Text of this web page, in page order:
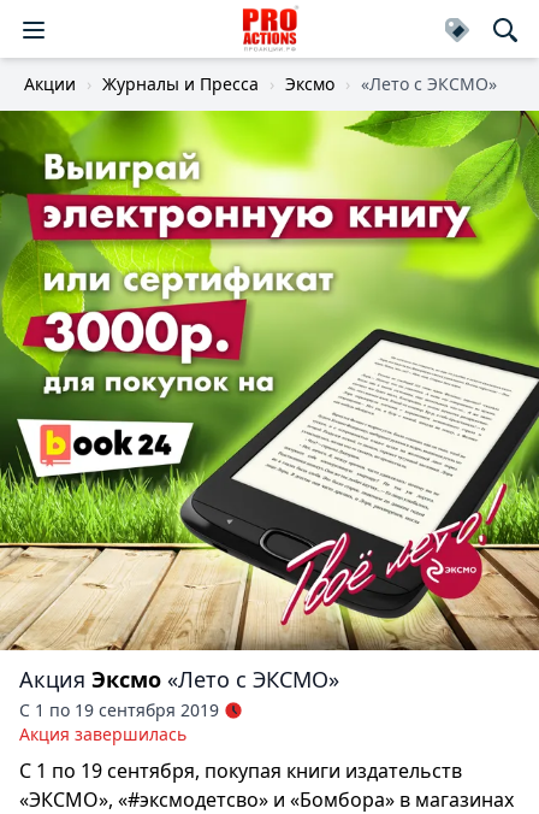
Акции Журналы и Пресса Эксмо «Лето с ЭКСМО»
Акция Эксмо «Лето с ЭКСМО»
С 1 по 19 сентября 2019
Акция завершилась
С 1 по 19 сентября, покупая книги издательств
«ЭКСМО», «#эксмодетсво» и «Бомбора» в магазинах